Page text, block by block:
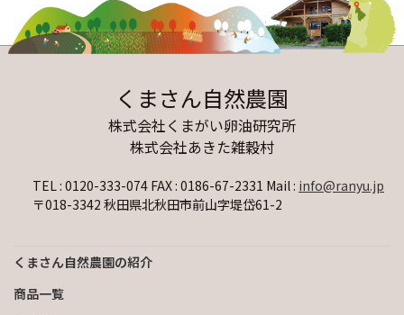
くまさん自然農園
株式会社くまがい卵油研究所
株式会社あきた雑穀村
TEL : 0120-333-074 FAX : 0186-67-2331 Mail : info@ranyu.jp
〒018-3342 秋田県北秋田市前山字堤岱61-2
くまさん自然農園の紹介
商品一覧